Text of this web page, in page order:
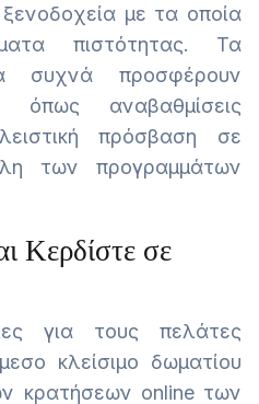
με τα οποία
πιστότητας. Τα
συχνά προσφέρουν
όπως αναβαθμίσεις
πρόσβαση σε
των προγραμμάτων
Κερδίστε σε
για τους πελάτες
κλείσιμο δωματίου
κρατήσεων online των